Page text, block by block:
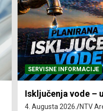
SERVISNE INFORMACIJE
Isključenja vode –
4. Augusta 2026. NTV